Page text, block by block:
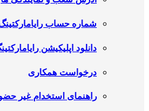
شماره حساب
دانلود اپلیکیشن
درخواست همکاری
راهنمای استخدام غیر